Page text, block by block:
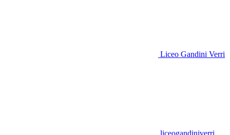
Liceo Gandini Verri
liceogandiniverri